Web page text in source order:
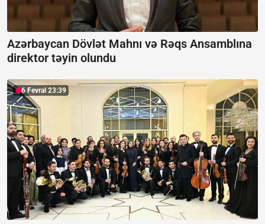
Azərbaycan Dövlət Mahnı və Rəqs Ansamblına
direktor təyin olundu
6 Fevral 23:39